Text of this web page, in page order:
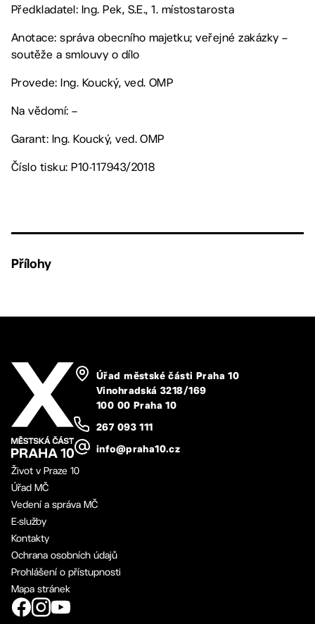
Předkladatel: Ing. Pek, S.E., 1. místostarosta
Anotace: správa obecního majetku; veřejné zakázky –
soutěže a smlouvy o dílo
Provede: Ing. Koucký, ved. OMP
Na vědomí: –
Garant: Ing. Koucký, ved. OMP
Číslo tisku: P10-117943/2018
Přílohy
Úřad městské části Praha 10
Vinohradská 3218/169
100 00 Praha 10
267 093 111
info@praha10.cz
Život v Praze 10
Úřad MČ
Vedení a správa MČ
E-služby
Kontakty
Ochrana osobních údajů
Prohlášení o přístupnosti
Mapa stránek